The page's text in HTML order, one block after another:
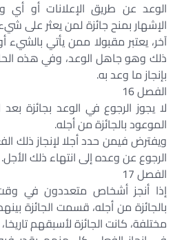
الوعد عن طريق الإعلانات أو
الإشهار بمنح جائزة لمن يعثر على
آخر، يعتبر مقبولا ممن يأتي
ذلك وهو جاهل الوعد، وفي هذه
بإنجاز ما وعد به.
الفصل 16
لا يجوز الرجوع في الوعد بجائزة
الموعود بالجائزة من أجله.
ويفترض فيمن حدد أجلا لإنجاز ذلك
الرجوع عن وعده إلى انتهاء ذلك الأجل.
الفصل 17
إذا أنجز أشخاص متعددون في
بالجائزة من أجله، قسمت الجائزة
مختلفة، كانت الجائزة لأسبقهم